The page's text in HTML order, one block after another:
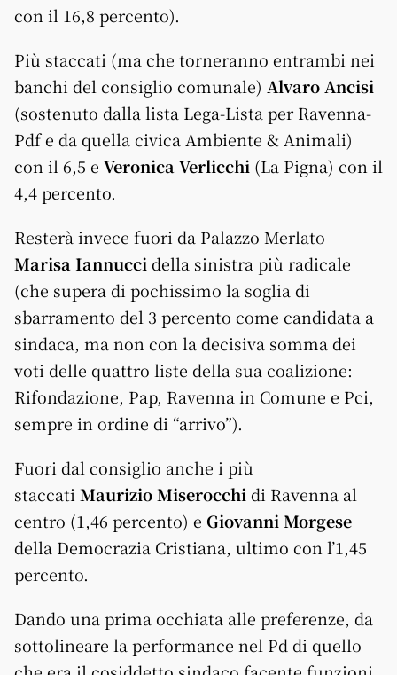
con il 16,8 percento).
Più staccati (ma che torneranno entrambi nei
banchi del consiglio comunale) Alvaro Ancisi
(sostenuto dalla lista Lega-Lista per Ravenna-
Pdf e da quella civica Ambiente & Animali)
con il 6,5 e Veronica Verlicchi (La Pigna) con il
4,4 percento.
Resterà invece fuori da Palazzo Merlato
Marisa Iannucci della sinistra più radicale
(che supera di pochissimo la soglia di
sbarramento del 3 percento come candidata a
sindaca, ma non con la decisiva somma dei
voti delle quattro liste della sua coalizione:
Rifondazione, Pap, Ravenna in Comune e Pci,
sempre in ordine di “arrivo”).
Fuori dal consiglio anche i più
staccati Maurizio Miserocchi di Ravenna al
centro (1,46 percento) e Giovanni Morgese
della Democrazia Cristiana, ultimo con l’1,45
percento.
Dando una prima occhiata alle preferenze, da
sottolineare la performance nel Pd di quello